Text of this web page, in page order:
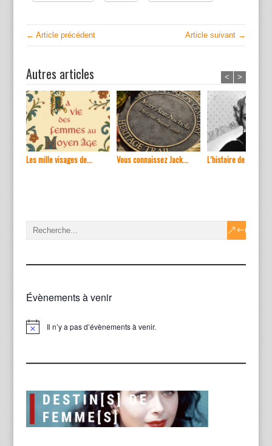
← Article précédent Article suivant →
Autres articles
Les mille visages de... Vous connaissez Jack... L’histoire de ...
< >
Évènements à venir
Notice Il n’y a pas d’évènements à venir.